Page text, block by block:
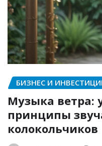
БИЗНЕС И
Музыка ветра:
принципы
колокольчиков